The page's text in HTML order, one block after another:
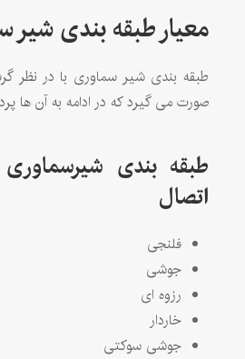
معیار طبقه بندی شیر
طبقه بندی شیر سماوری با در نظر
صورت می گیرد که در ادامه به آن ها
طبقه بندی
اتصال
فلنجی
جوشی
رزوه ای
خاردار
جوشی سوکتی